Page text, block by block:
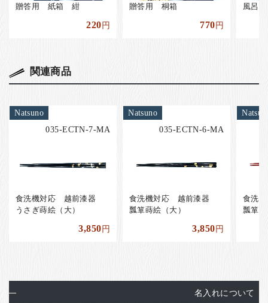
贈答用 紙箱 紺
220円
贈答用 桐箱
770円
風呂
関連商品
Natsuno
035-ECTN-7-MA
食洗機対応 越前漆器
うさぎ蒔絵（大）
3,850円
Natsuno
035-ECTN-6-MA
食洗機対応 越前漆器
瓢箪蒔絵（大）
3,850円
食洗
瓢箪
名入れについて